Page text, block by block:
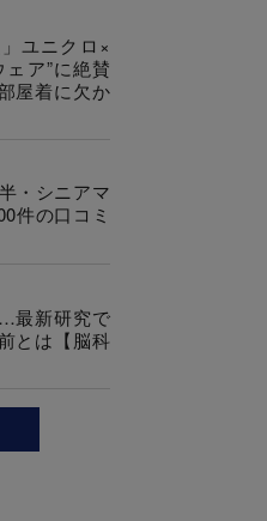
ユニクロ×
ア”に絶賛
屋着に欠か
・シニアマ
件の口コミ
最新研究で
とは【脳科